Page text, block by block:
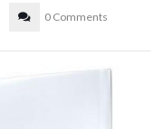
0 Comments